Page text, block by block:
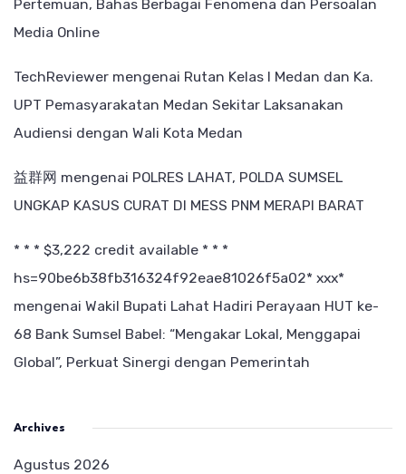
Pertemuan, Bahas Berbagai Fenomena dan Persoalan
Media Online
TechReviewer mengenai Rutan Kelas I Medan dan Ka.
UPT Pemasyarakatan Medan Sekitar Laksanakan
Audiensi dengan Wali Kota Medan
益群网 mengenai POLRES LAHAT, POLDA SUMSEL
UNGKAP KASUS CURAT DI MESS PNM MERAPI BARAT
* * * $3,222 credit available * * *
hs=90be6b38fb316324f92eae81026f5a02* ххх*
mengenai Wakil Bupati Lahat Hadiri Perayaan HUT ke-
68 Bank Sumsel Babel: “Mengakar Lokal, Menggapai
Global”, Perkuat Sinergi dengan Pemerintah
Archives
Agustus 2026